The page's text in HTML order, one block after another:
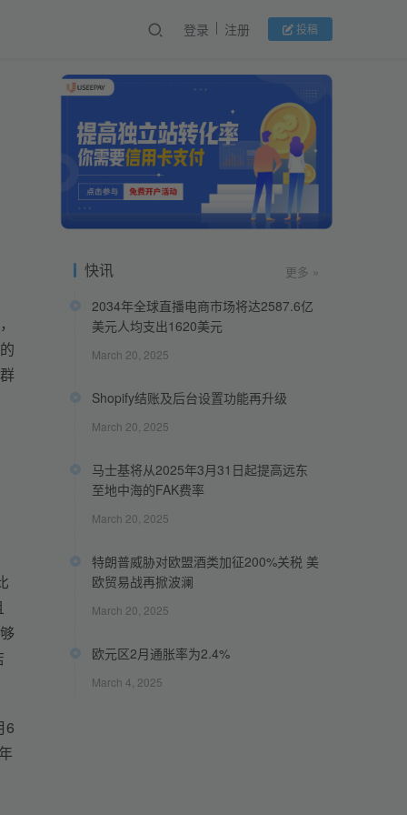
登录 注册 投稿
6
快讯 更多 »
2034年全球直播电商市场将达2587.6亿
美元人均支出1620美元
March 20, 2025
Shopify结账及后台设置功能再升级
March 20, 2025
马士基将从2025年3月31日起提高远东
至地中海的FAK费率
March 20, 2025
特朗普威胁对欧盟酒类加征200%关税 美
欧贸易战再掀波澜
March 20, 2025
欧元区2月通胀率为2.4%
March 4, 2025